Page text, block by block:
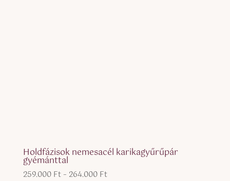
Holdfázisok nemesacél karikagyűrűpár
gyémánttal
259.000 Ft – 264.000 FtÁrtartomány: